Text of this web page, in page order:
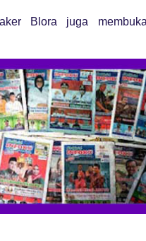
Blora juga